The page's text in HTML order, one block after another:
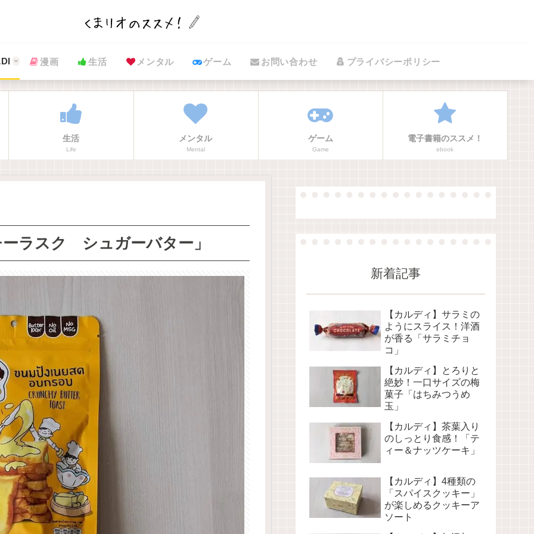
漫画 生活 メンタル ゲーム お問い合わせ プライバシーポリシー
生活
Life
メンタル
Mental
ゲーム
Game
電子書籍のススメ！
ebook
ラスク シュガーバター」
新着記事
【カルディ】サラミの
ようにスライス！洋酒
が香る「サラミチョ
コ」
【カルディ】とろりと
絶妙！一口サイズの梅
菓子「はちみつうめ
玉」
【カルディ】茶葉入り
のしっとり食感！「テ
ィー＆ナッツケーキ」
【カルディ】4種類の
「スパイスクッキー」
が楽しめるクッキーア
ソート